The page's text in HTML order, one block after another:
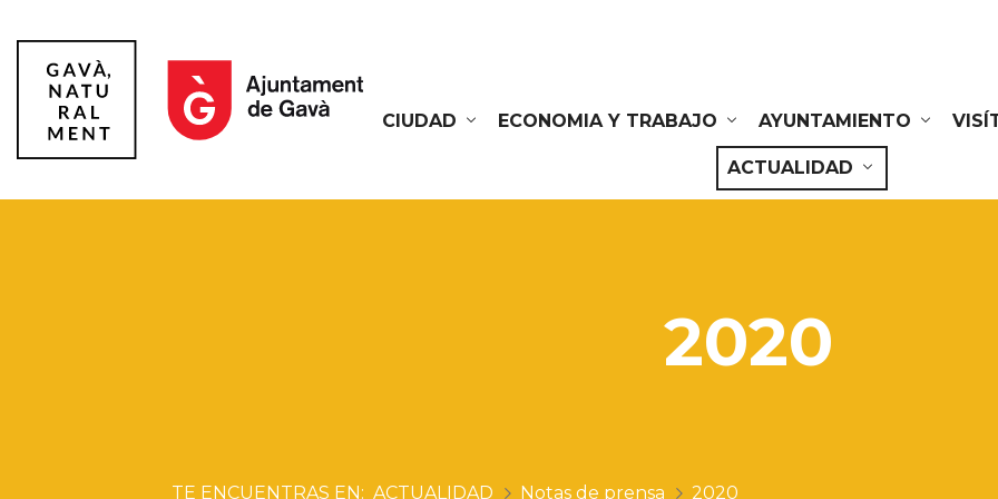
CIUDAD
ECONOMIA Y TRABAJO AYUNTAMIENTO
ACTUALIDAD
2020
ACTUALIDAD Notas de prensa 2020